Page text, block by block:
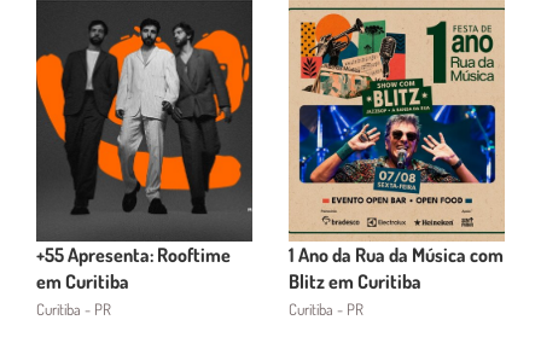
+55 Apresenta: Rooftime
em Curitiba
Curitiba - PR
1 Ano da Rua da Música com
Blitz em Curitiba
Curitiba - PR